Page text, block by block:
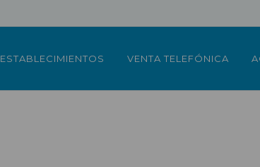
ESTABLECIMIENTOS VENTA TELEFÓNICA